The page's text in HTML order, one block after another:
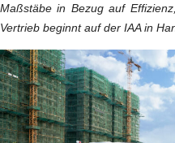
Maßstäbe in Bezug auf
Vertrieb beginnt auf der IAA in